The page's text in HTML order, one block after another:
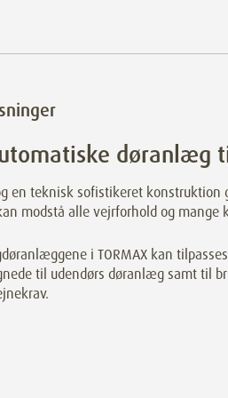
døranlæg
en teknisk sofistikeret konstruktion
modstå alle vejrforhold og mange
i TORMAX kan
til udendørs døranlæg samt til